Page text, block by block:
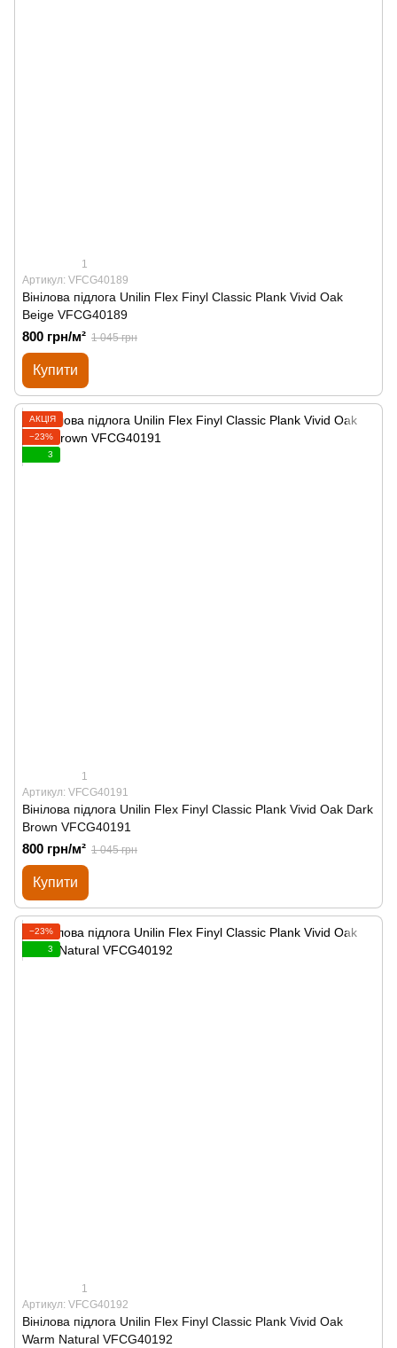
1
Артикул: VFCG40189
Вінілова підлога Unilin Flex Finyl Classic Plank Vivid Oak
Beige VFCG40189
800 грн/м² 1 045 грн
Купити
АКЦІЯ
−23%
3
1
Артикул: VFCG40191
Вінілова підлога Unilin Flex Finyl Classic Plank Vivid Oak Dark
Brown VFCG40191
800 грн/м² 1 045 грн
Купити
−23%
3
1
Артикул: VFCG40192
Вінілова підлога Unilin Flex Finyl Classic Plank Vivid Oak
Warm Natural VFCG40192